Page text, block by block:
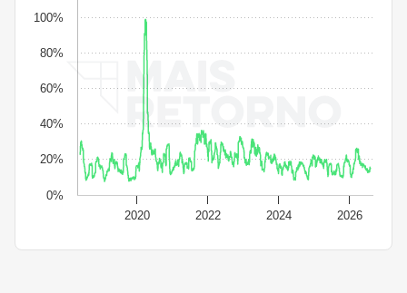
2020 2022 2024 2026
0%
20%
40%
60%
80%
100%